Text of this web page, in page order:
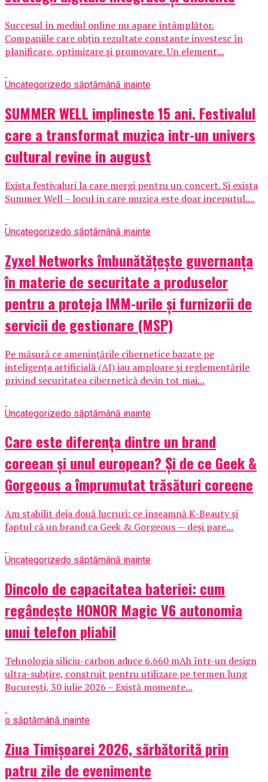
Succesul în mediul online nu apare întâmplător.
Companiile care obțin rezultate constante investesc în
planificare, optimizare și promovare. Un element...
Uncategorizedo săptămână inainte
SUMMER WELL implineste 15 ani. Festivalul
care a transformat muzica intr-un univers
cultural revine in august
Exista festivaluri la care mergi pentru un concert. Si exista
Summer Well – locul in care muzica este doar inceputul....
Uncategorizedo săptămână inainte
Zyxel Networks îmbunătățește guvernanța
în materie de securitate a produselor
pentru a proteja IMM-urile și furnizorii de
servicii de gestionare (MSP)
Pe măsură ce amenințările cibernetice bazate pe
inteligența artificială (AI) iau amploare și reglementările
privind securitatea cibernetică devin tot mai...
Uncategorizedo săptămână inainte
Care este diferența dintre un brand
coreean și unul european? Și de ce Geek &
Gorgeous a împrumutat trăsături coreene
Am stabilit deja două lucruri: ce înseamnă K-Beauty și
faptul că un brand ca Geek & Gorgeous — deși pare...
Uncategorizedo săptămână inainte
Dincolo de capacitatea bateriei: cum
regândește HONOR Magic V6 autonomia
unui telefon pliabil
Tehnologia siliciu-carbon aduce 6.660 mAh într-un design
ultra-subțire, construit pentru utilizare pe termen lung
București, 30 iulie 2026 – Există momente...
o săptămână inainte
Ziua Timișoarei 2026, sărbătorită prin
patru zile de evenimente